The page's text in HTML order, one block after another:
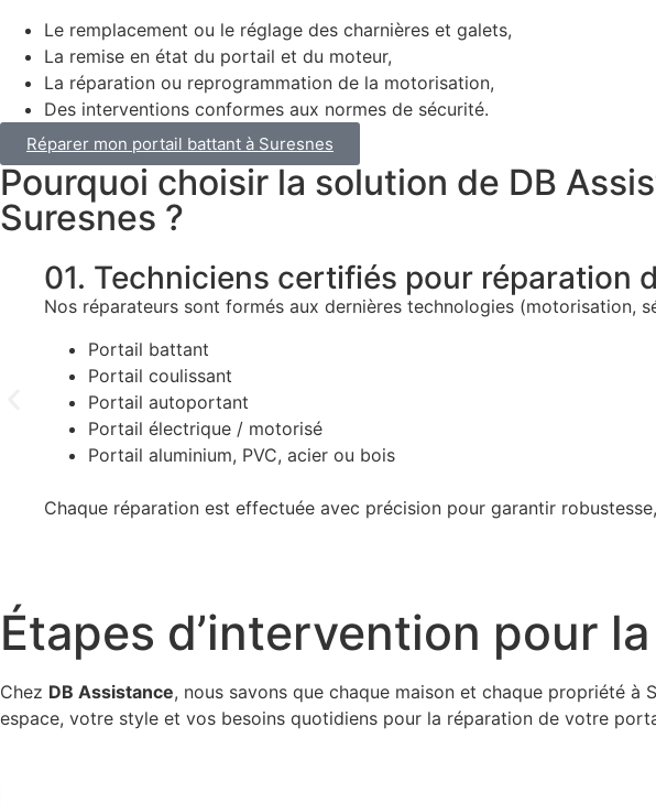
Le remplacement ou le réglage des charnières et galets,
La remise en état du portail et du moteur,
La réparation ou reprogrammation de la motorisation,
Des interventions conformes aux normes de sécurité.
Réparer mon portail battant à Suresnes
Pourquoi choisir la solution de DB
Suresnes ?
01. Techniciens certifiés pour réparation
Nos réparateurs sont formés aux dernières technologies (motorisation,
Portail battant
Portail coulissant
Portail autoportant
Portail électrique / motorisé
Portail aluminium, PVC, acier ou bois
Chaque réparation est effectuée avec précision pour garantir
Étapes d’intervention pour
Chez DB Assistance, nous savons que chaque maison et chaque propriété à
espace, votre style et vos besoins quotidiens pour la réparation de votre